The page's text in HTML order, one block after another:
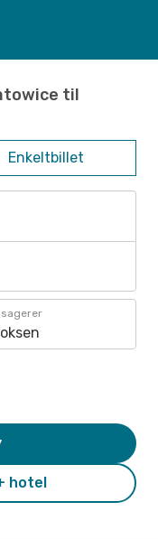
til
Enkeltbillet
hotel